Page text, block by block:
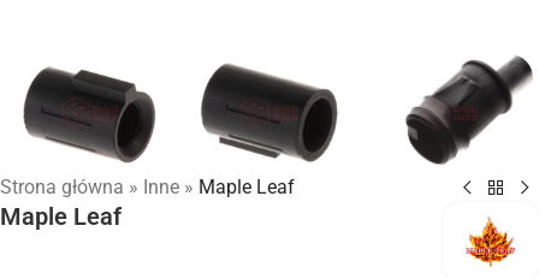
Strona główna » Inne » Maple Leaf
Maple Leaf